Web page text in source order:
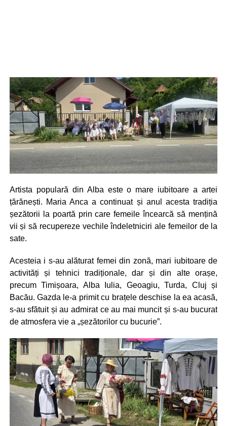
Artista populară din Alba este o mare iubitoare a artei
țărănești. Maria Anca a continuat și anul acesta tradiția
șezătorii la poartă prin care femeile încearcă să mențină
vii și să recupereze vechile îndeletniciri ale femeilor de la
sate.
Acesteia i s-au alăturat femei din zonă, mari iubitoare de
activități și tehnici tradiționale, dar și din alte orașe,
precum Timișoara, Alba Iulia, Geoagiu, Turda, Cluj și
Bacău. Gazda le-a primit cu brațele deschise la ea acasă,
s-au sfătuit și au admirat ce au mai muncit și s-au bucurat
de atmosfera vie a „șezătorilor cu bucurie”.